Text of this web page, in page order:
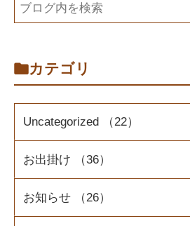
カテゴリ
Uncategorized （22）
お出掛け （36）
お知らせ （26）